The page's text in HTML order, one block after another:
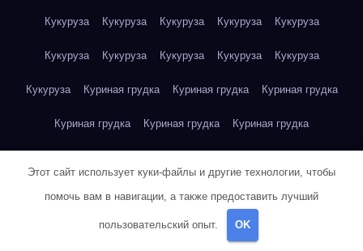
Кукуруза Кукуруза Кукуруза Кукуруза Кукуруза
Кукуруза Кукуруза Кукуруза Кукуруза Кукуруза
Кукуруза Куриная грудка Куриная грудка Куриная грудка
Куриная грудка Куриная грудка Куриная грудка
Куриная грудка Куриная грудка Куриная грудка
Куриная грудка Куриная грудка Куриная грудка
Этот сайт использует куки-файлы и другие технологии, чтобы
помочь вам в навигации, а также предоставить лучший
пользовательский опыт. OK